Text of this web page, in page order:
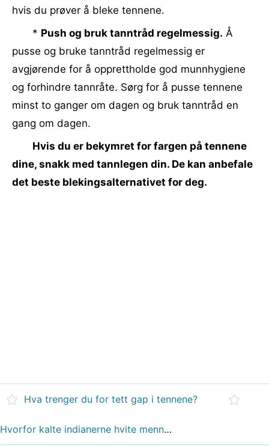
hvis du prøver å bleke tennene.
* Push og bruk tanntråd regelmessig. Å
pusse og bruke tanntråd regelmessig er
avgjørende for å opprettholde god munnhygiene
og forhindre tannråte. Sørg for å pusse tennene
minst to ganger om dagen og bruk tanntråd en
gang om dagen.
Hvis du er bekymret for fargen på tennene
dine, snakk med tannlegen din. De kan anbefale
det beste blekingsalternativet for deg.
Hva trenger du for tett gap i tennene?
Hvorfor kalte indianerne hvite menn gule øyne?